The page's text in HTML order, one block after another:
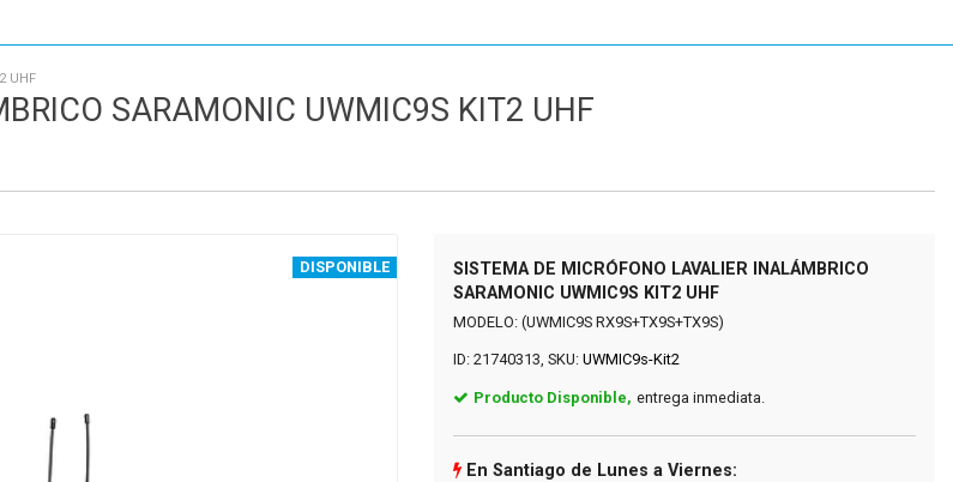
UHF
SARAMONIC UWMIC9S KIT2 UHF
DISPONIBLE
SISTEMA DE MICRÓFONO LAVALIER INALÁMBRICO
SARAMONIC UWMIC9S KIT2 UHF
MODELO: (UWMIC9S RX9S+TX9S+TX9S)
ID: 21740313, SKU: UWMIC9s-Kit2
Producto Disponible, entrega inmediata.
En Santiago de Lunes a Viernes: